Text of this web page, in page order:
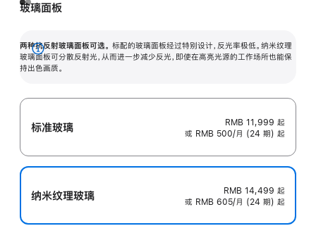
玻璃面板
两种抗反射玻璃面板可选。 标配的玻璃面板经过特别设计，反光率极低。纳米纹理
玻璃面板可分散反射光，从而进一步减少反光，即使在高亮光源的工作场所也能保
持出色画质。
展
开
标准玻璃 RMB 11,999 起
或 RMB 500/月 (24 期) 起
纳米纹理玻璃 RMB 14,499 起
或 RMB 605/月 (24 期) 起